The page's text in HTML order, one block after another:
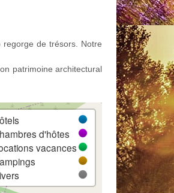
de trésors. Notre
patrimoine architectural
d'hôtes
vacances